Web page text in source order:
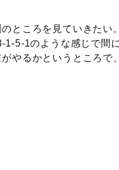
ところを見ていきたい
5-1のような感じで間
やるかというところで